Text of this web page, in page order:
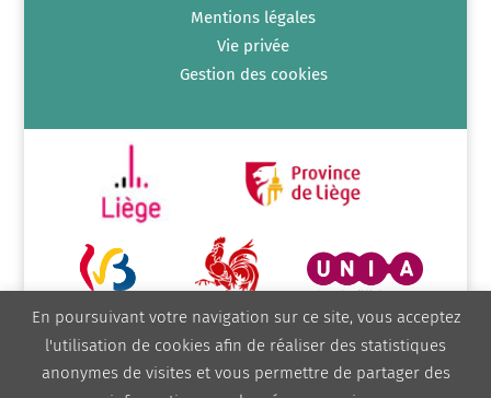
Mentions légales
Vie privée
Gestion des cookies
En poursuivant votre navigation sur ce site, vous acceptez
l'utilisation de cookies afin de réaliser des statistiques
anonymes de visites et vous permettre de partager des